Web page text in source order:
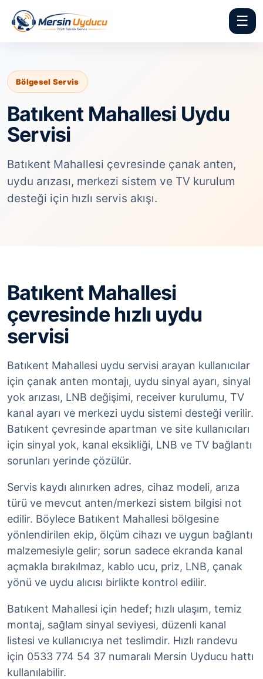
☰
Bölgesel Servis
Batıkent Mahallesi Uydu
Servisi
Batıkent Mahallesi çevresinde çanak anten,
uydu arızası, merkezi sistem ve TV kurulum
desteği için hızlı servis akışı.
Batıkent Mahallesi
çevresinde hızlı uydu
servisi
Batıkent Mahallesi uydu servisi arayan kullanıcılar
için çanak anten montajı, uydu sinyal ayarı, sinyal
yok arızası, LNB değişimi, receiver kurulumu, TV
kanal ayarı ve merkezi uydu sistemi desteği verilir.
Batıkent çevresinde apartman ve site kullanıcıları
için sinyal yok, kanal eksikliği, LNB ve TV bağlantı
sorunları yerinde çözülür.
Servis kaydı alınırken adres, cihaz modeli, arıza
türü ve mevcut anten/merkezi sistem bilgisi not
edilir. Böylece Batıkent Mahallesi bölgesine
yönlendirilen ekip, ölçüm cihazı ve uygun bağlantı
malzemesiyle gelir; sorun sadece ekranda kanal
açmakla bırakılmaz, kablo ucu, priz, LNB, çanak
yönü ve uydu alıcısı birlikte kontrol edilir.
Batıkent Mahallesi için hedef; hızlı ulaşım, temiz
montaj, sağlam sinyal seviyesi, düzenli kanal
listesi ve kullanıcıya net teslimdir. Hızlı randevu
için 0533 774 54 37 numaralı Mersin Uyducu hattı
kullanılabilir.